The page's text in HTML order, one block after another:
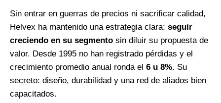
Sin entrar en guerras de precios ni sacrificar calidad,
Helvex ha mantenido una estrategia clara: seguir
creciendo en su segmento sin diluir su propuesta de
valor. Desde 1995 no han registrado pérdidas y el
crecimiento promedio anual ronda el 6 u 8%. Su
secreto: diseño, durabilidad y una red de aliados bien
capacitados.